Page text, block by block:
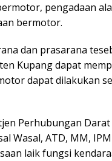
pengadaan
bermotor.
dan prasarana
Kupang dapat
dapat dilakukan
Perhubungan Darat
Wasal, ATD, MM, IPM
laik fungsi